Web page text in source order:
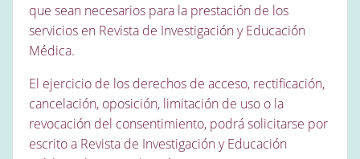
que sean necesarios para la prestación de los
servicios en Revista de Investigación y Educación
Médica.
El ejercicio de los derechos de acceso, rectificación,
cancelación, oposición, limitación de uso o la
revocación del consentimiento, podrá solicitarse por
escrito a Revista de Investigación y Educación